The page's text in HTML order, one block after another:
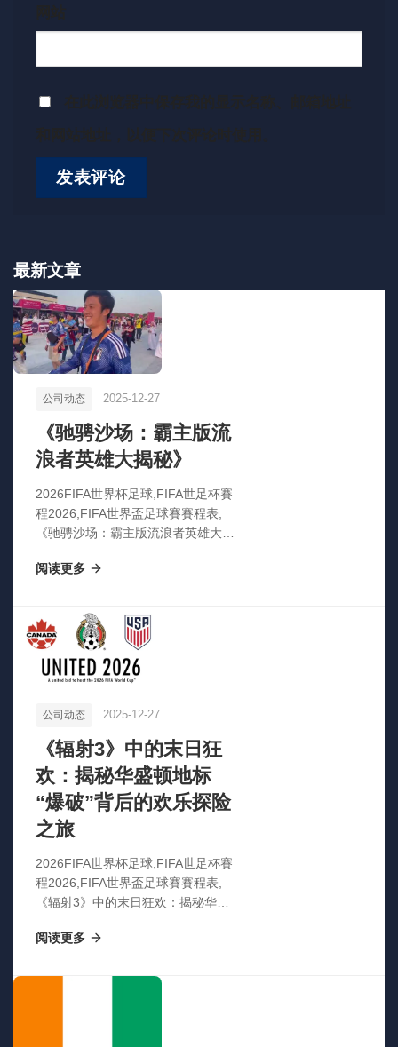
最新文章
公司动态 2025-12-27
《驰骋沙场：霸主版流
浪者英雄大揭秘》
2026FIFA世界杯足球,FIFA世足杯賽
程2026,FIFA世界盃足球賽賽程表,
《驰骋沙场：霸主版流浪者英雄大揭
阅读更多
公司动态 2025-12-27
《辐射3》中的末日狂
欢：揭秘华盛顿地标
“爆破”背后的欢乐探险
之旅
2026FIFA世界杯足球,FIFA世足杯賽
程2026,FIFA世界盃足球賽賽程表,
《辐射3》中的末日狂欢：揭秘华盛
阅读更多